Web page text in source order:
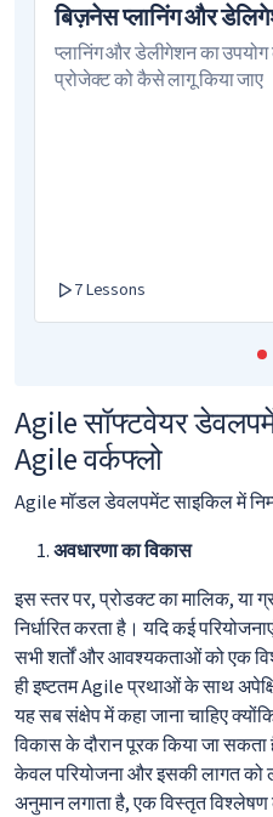
बिज़नेस प्लानिंग और
प्लानिंग और डेलीगेशन का
प्रोजेक्ट को कैसे लागू किया जाए
7 Lessons
Agile सॉफ्टवेयर
Agile वर्कफ्लो
Agile मॉडल डेवलपमेंट साइकिल में
अवधारणा का विकास
इस स्तर पर, प्रोडक्ट का मालिक, या
निर्धारित करता है। यदि कई
सभी शर्तों और आवश्यकताओं को एक
ही इष्टतम Agile प्रथाओं के साथ
यह सब संक्षेप में कहा जाना चाहिए
विकास के दौरान पूरक किया जा
केवल परियोजना और इसकी लागत
अनुमान लगाता है, एक विस्तृत